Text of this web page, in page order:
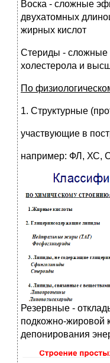
Воска - сложные
двухатомных
жирных кислот
Стериды - сложные
холестерола и
По
1. Структурные
участвующие в
например: ФЛ, ХС,
Резервные -
подкожно-жировой
депонирования